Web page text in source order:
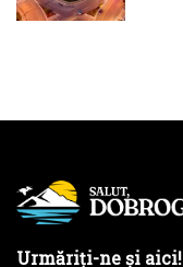
Urmăriți-ne și aici!